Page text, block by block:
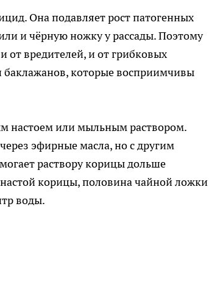
Она подавляет рост патогенных
и чёрную ножку у рассады. Поэтому
вредителей, и от грибковых
баклажанов, которые восприимчивы
настоем или мыльным раствором.
эфирные масла, но с другим
раствору корицы дольше
корицы, половина чайной ложки
воды.